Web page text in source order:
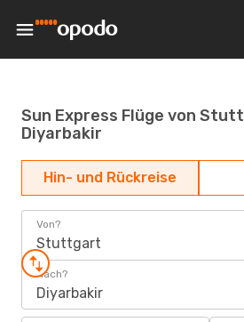
Sun Express Flüge von
Diyarbakir
Hin- und Rückreise
Von?
Stuttgart
Nach?
Diyarbakir